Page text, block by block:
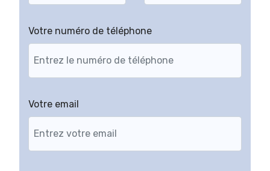
Votre numéro de téléphone
Votre email